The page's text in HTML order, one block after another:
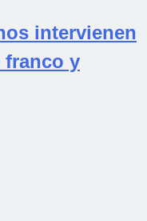
intervienen
franco y